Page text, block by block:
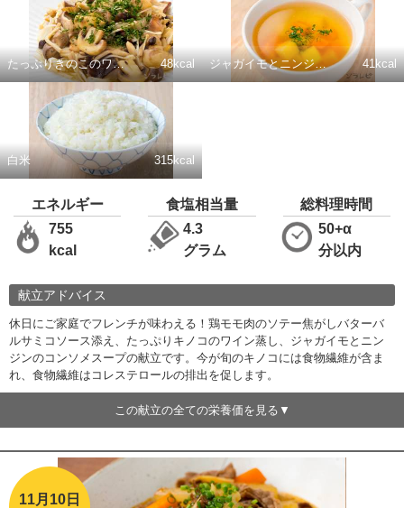
たっぷりきのこのワイン蒸し 48kcal ジャガイモとニンジンのコンソメスープ 41kcal
白米 315kcal
エネルギー
755
kcal
食塩相当量
4.3
グラム
総料理時間
50+α
分以内
献立アドバイス
休日にご家庭でフレンチが味わえる！鶏モモ肉のソテー焦がしバターバ
ルサミコソース添え、たっぷりキノコのワイン蒸し、ジャガイモとニン
ジンのコンソメスープの献立です。今が旬のキノコには食物繊維が含ま
れ、食物繊維はコレステロールの排出を促します。
この献立の全ての栄養価を見る
11月10日